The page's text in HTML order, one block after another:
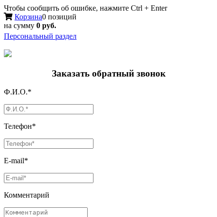
Чтобы сообщить об ошибке, нажмите Ctrl + Enter
Корзина0 позиций
на сумму 0 руб.
Персональный раздел
Заказать обратный звонок
Ф.И.О.*
Телефон*
E-mail*
Комментарий